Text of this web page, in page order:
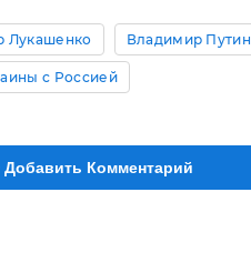
Лукашенко Владимир Путин
с Россией
Добавить Комментарий